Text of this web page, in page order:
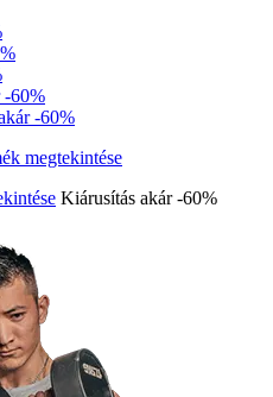
-60%
-60%
Kiárusítás akár -60%